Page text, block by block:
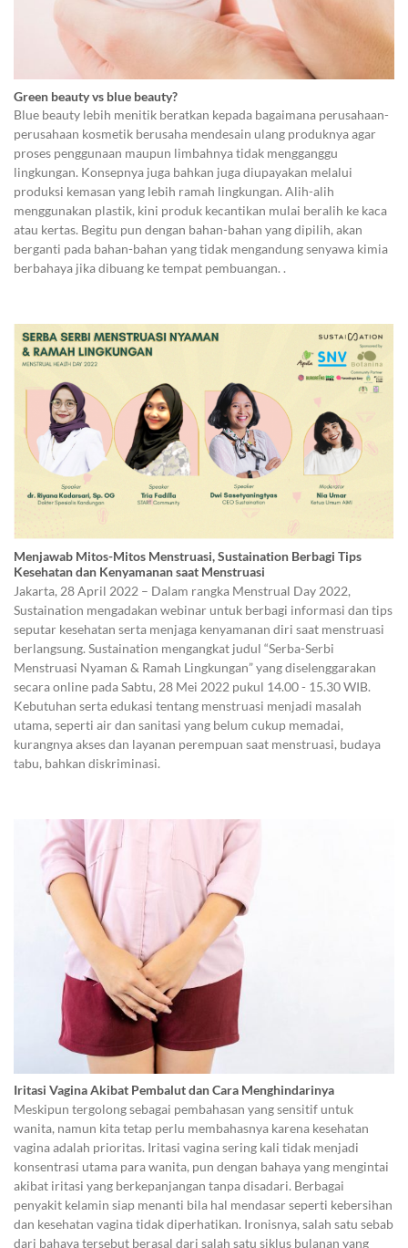
Green beauty vs blue beauty?
Blue beauty lebih menitik beratkan kepada bagaimana perusahaan-
perusahaan kosmetik berusaha mendesain ulang produknya agar
proses penggunaan maupun limbahnya tidak mengganggu
lingkungan. Konsepnya juga bahkan juga diupayakan melalui
produksi kemasan yang lebih ramah lingkungan. Alih-alih
menggunakan plastik, kini produk kecantikan mulai beralih ke kaca
atau kertas. Begitu pun dengan bahan-bahan yang dipilih, akan
berganti pada bahan-bahan yang tidak mengandung senyawa kimia
berbahaya jika dibuang ke tempat pembuangan. .
Menjawab Mitos-Mitos Menstruasi, Sustaination Berbagi Tips
Kesehatan dan Kenyamanan saat Menstruasi
Jakarta, 28 April 2022 – Dalam rangka Menstrual Day 2022,
Sustaination mengadakan webinar untuk berbagi informasi dan tips
seputar kesehatan serta menjaga kenyamanan diri saat menstruasi
berlangsung. Sustaination mengangkat judul “Serba-Serbi
Menstruasi Nyaman & Ramah Lingkungan” yang diselenggarakan
secara online pada Sabtu, 28 Mei 2022 pukul 14.00 - 15.30 WIB.
Kebutuhan serta edukasi tentang menstruasi menjadi masalah
utama, seperti air dan sanitasi yang belum cukup memadai,
kurangnya akses dan layanan perempuan saat menstruasi, budaya
tabu, bahkan diskriminasi.
Iritasi Vagina Akibat Pembalut dan Cara Menghindarinya
Meskipun tergolong sebagai pembahasan yang sensitif untuk
wanita, namun kita tetap perlu membahasnya karena kesehatan
vagina adalah prioritas. Iritasi vagina sering kali tidak menjadi
konsentrasi utama para wanita, pun dengan bahaya yang mengintai
akibat iritasi yang berkepanjangan tanpa disadari. Berbagai
penyakit kelamin siap menanti bila hal mendasar seperti kebersihan
dan kesehatan vagina tidak diperhatikan. Ironisnya, salah satu sebab
dari bahaya tersebut berasal dari salah satu siklus bulanan yang